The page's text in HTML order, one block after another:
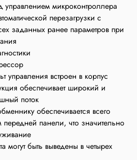
управлением микроконтроллера
перезагрузки с
заданных ранее параметров при
управления встроен в корпус
обеспечивает широкий и
поток
обеспечивается всего
передней панели, что значительно
могут быть выведены в четырех